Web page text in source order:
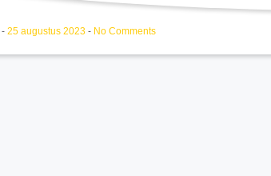
- 25 augustus 2023 - No Comments